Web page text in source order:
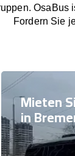
OsaBus
Fordern Sie
Mieten
in